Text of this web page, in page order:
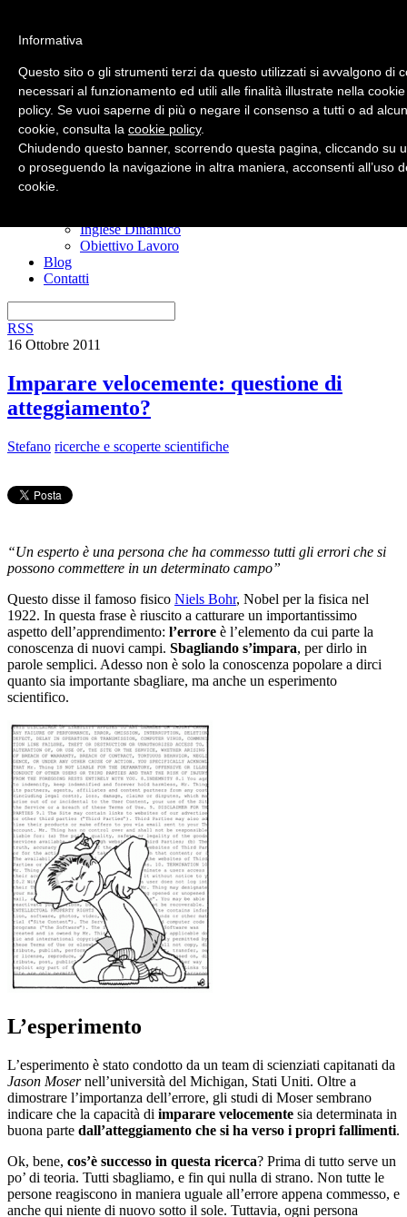
Home
Nuovo? Inizia qui
Risorse gratuite
Il manuale anti confusione
Inglese Dinamico
Obiettivo Lavoro
Blog
Contatti
RSS
16 Ottobre 2011
Imparare velocemente: questione di
atteggiamento?
Stefano ricerche e scoperte scientifiche
“Un esperto è una persona che ha commesso tutti gli errori che si
possono commettere in un determinato campo”
Questo disse il famoso fisico Niels Bohr, Nobel per la fisica nel
1922. In questa frase è riuscito a catturare un importantissimo
aspetto dell’apprendimento: l’errore è l’elemento da cui parte la
conoscenza di nuovi campi. Sbagliando s’impara, per dirlo in
parole semplici. Adesso non è solo la conoscenza popolare a dirci
quanto sia importante sbagliare, ma anche un esperimento
scientifico.
L’esperimento
L’esperimento è stato condotto da un team di scienziati capitanati da
Jason Mosernell’università del Michigan, Stati Uniti. Oltre a
dimostrare l’importanza dell’errore, gli studi di Moser sembrano
indicare che la capacità di imparare velocemente sia determinata in
buona parte dall’atteggiamento che si ha verso i propri fallimenti.
Ok, bene, cos’è successo in questa ricerca? Prima di tutto serve un
po’ di teoria. Tutti sbagliamo, e fin qui nulla di strano. Non tutte le
persone reagiscono in maniera uguale all’errore appena commesso, e
anche qui niente di nuovo sotto il sole. Tuttavia, ogni persona
Informativa
Questo sito o gli strumenti terzi da questo utilizzati si avvalgono di
necessari al funzionamento ed utili alle finalità illustrate nella cookie
policy. Se vuoi saperne di più o negare il consenso a tutti o ad
cookie, consulta la cookie policy.
Chiudendo questo banner, scorrendo questa pagina, cliccando su
o proseguendo la navigazione in altra maniera, acconsenti all’uso
cookie.